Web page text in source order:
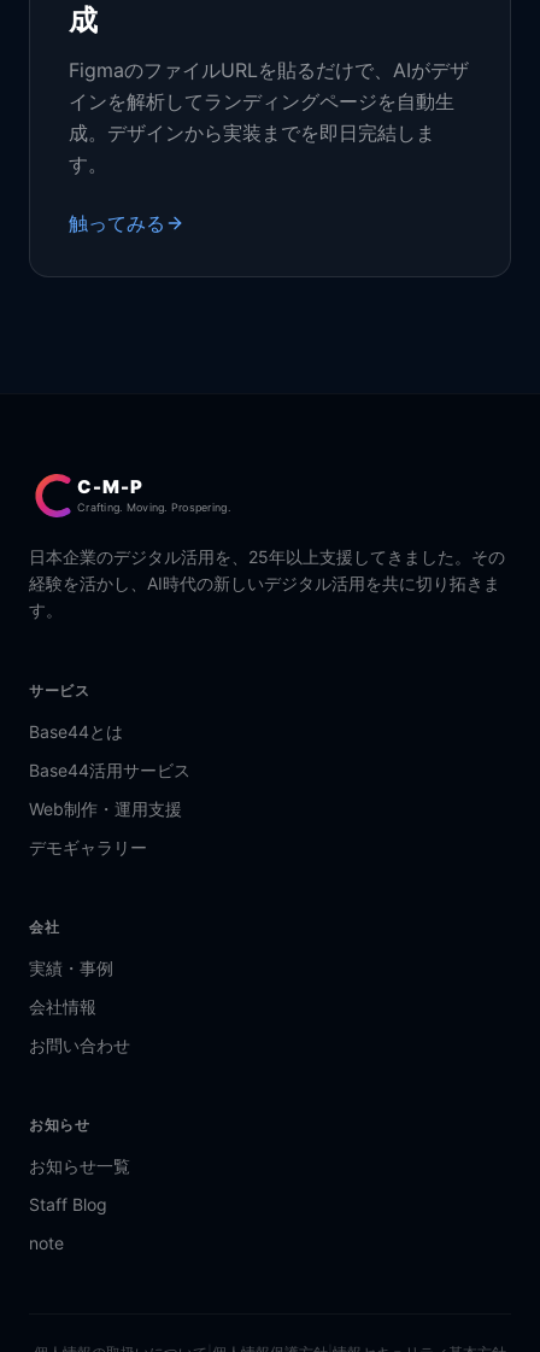
成
FigmaのファイルURLを貼るだけで、AIがデザ
インを解析してランディングページを自動生
成。デザインから実装までを即日完結しま
す。
触ってみる
C-M-P
Crafting. Moving. Prospering.
日本企業のデジタル活用を、25年以上支援してきました。その
経験を活かし、AI時代の新しいデジタル活用を共に切り拓きま
す。
サービス
Base44とは
Base44活用サービス
Web制作・運用支援
デモギャラリー
会社
実績・事例
会社情報
お問い合わせ
お知らせ
お知らせ一覧
Staff Blog
note